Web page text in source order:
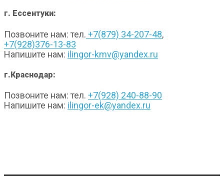
г. Ессентуки:
Позвоните нам: тел. +7(879) 34-207-48,
+7(928)376-13-83
Напишите нам: ilingor-kmv@yandex.ru
г.Краснодар:
Позвоните нам: тел. +7(928) 240-88-90
Напишите нам: ilingor-ek@yandex.ru